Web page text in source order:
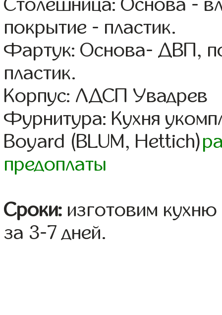
Столешница: Основа -
покрытие - пластик.
Фартук: Основа- ДВП,
пластик.
Корпус: ЛДСП Увадрев
Фурнитура: Кухня
Boyard (BLUM, Hettich)
предоплаты
Сроки: изготовим
за 3-7 дней.